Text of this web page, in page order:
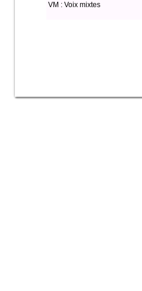
VM : Voix mixtes